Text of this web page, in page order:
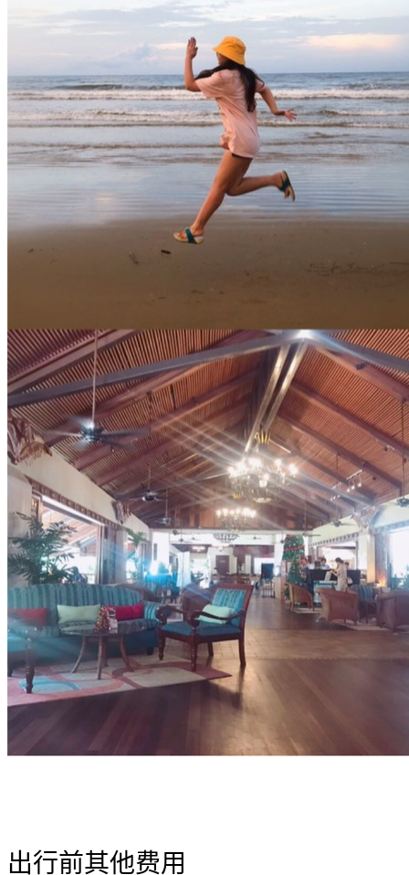
出行前其他费用